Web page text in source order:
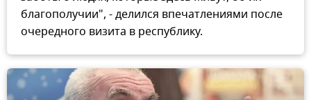
благополучии", - делился впечатлениями после
очередного визита в республику.